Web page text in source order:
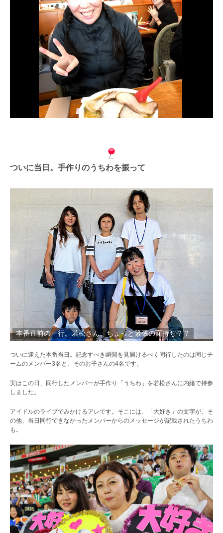
ついに当日。手作りのうちわを振って
本番直前の一行。若松さん、ちょっと緊張の面持ち？？
ついに迎えた本番当日。記念すべき瞬間を見届けるべく同行したのは同じチ
ームのメンバー3名と、そのお子さんの4名です。
実はこの日、同行したメンバーが手作り「うちわ」を若松さんに内緒で持参
しました。
アイドルのライブでみかけるアレです。そこには、「大好き」の文字が。そ
の他、当日同行できなかったメンバーからのメッセージが記載されたうちわ
も。